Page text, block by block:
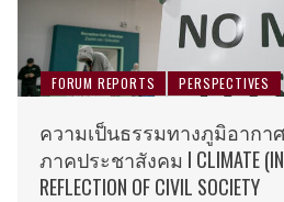
FORUM REPORTS PERSPECTIVES
ความเป็นธรรมทางภูมิอากา
ภาคประชาสังคม I CLIMATE (IN)
REFLECTION OF CIVIL SOCIETY